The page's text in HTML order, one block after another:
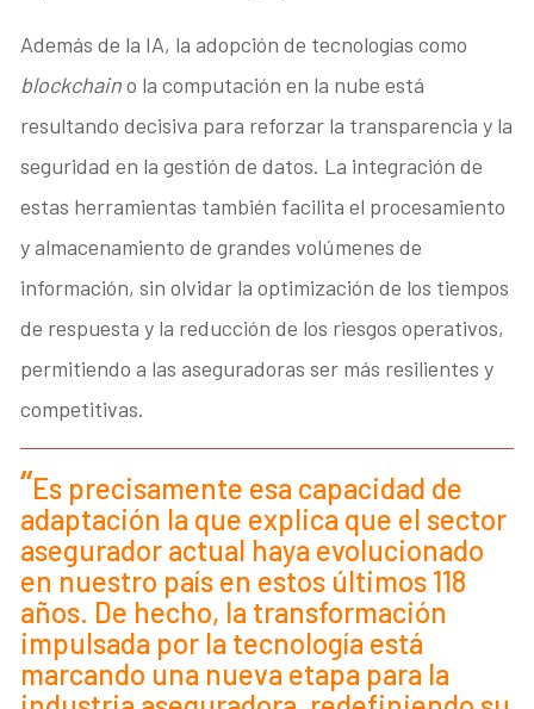
Además de la IA, la adopción de tecnologías como
blockchaino la computación en la nube está
resultando decisiva para reforzar la transparencia y la
seguridad en la gestión de datos. La integración de
estas herramientas también facilita el procesamiento
y almacenamiento de grandes volúmenes de
información, sin olvidar la optimización de los tiempos
de respuesta y la reducción de los riesgos operativos,
permitiendo a las aseguradoras ser más resilientes y
competitivas.
Es precisamente esa capacidad de
adaptación la que explica que el sector
asegurador actual haya evolucionado
en nuestro país en estos últimos 118
años. De hecho, la transformación
impulsada por la tecnología está
marcando una nueva etapa para la